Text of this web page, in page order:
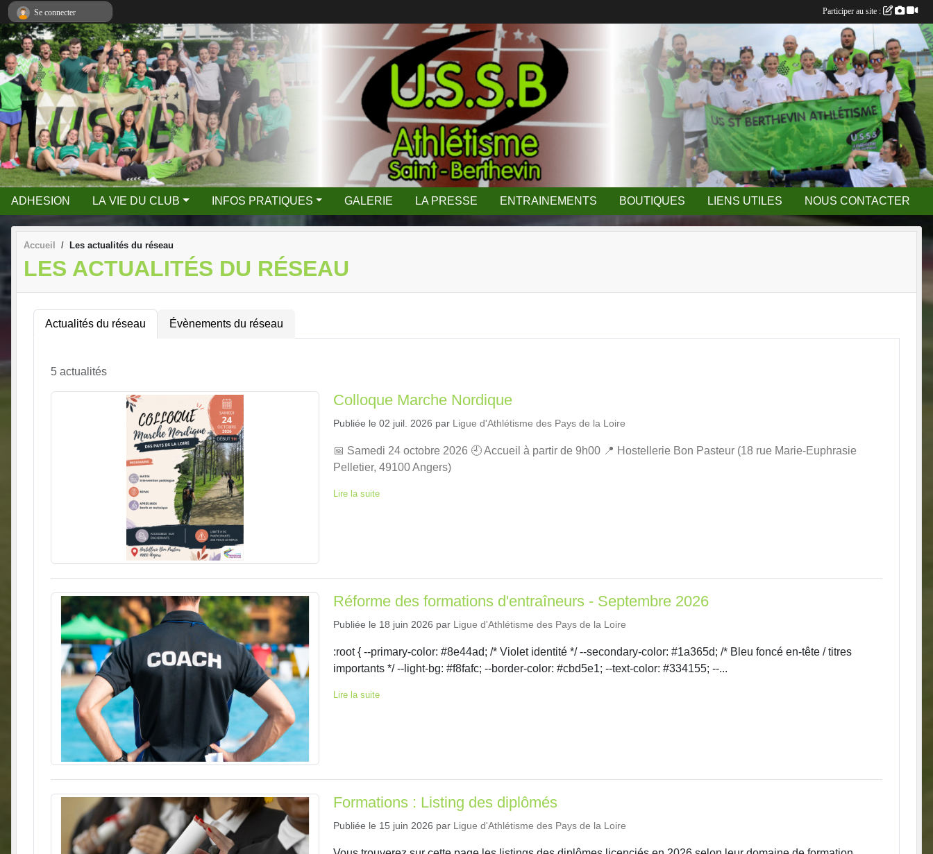
ADHESION LA VIE DU CLUB INFOS PRATIQUES GALERIE LA PRESSE ENTRAINEMENTS BOUTIQUES LIENS UTILES NOUS CONTACTER
Accueil Les actualités du réseau
LES ACTUALITÉS DU RÉSEAU
Actualités du réseau Évènements du réseau
5 actualités
Colloque Marche Nordique
Publiée le02 juil. 2026 par Ligue d'Athlétisme des Pays de la Loire
📅 Samedi 24 octobre 2026 🕘 Accueil à partir de 9h00 📍 Hostellerie Bon Pasteur (18 rue Marie-Euphrasie
Pelletier, 49100 Angers)
Lire la suite
Réforme des formations d'entraîneurs - Septembre 2026
Publiée le 18 juin 2026 par Ligue d'Athlétisme des Pays de la Loire
:root { --primary-color: #8e44ad; /* Violet identité */ --secondary-color: #1a365d; /* Bleu foncé en-tête / titres
importants */ --light-bg: #f8fafc; --border-color: #cbd5e1; --text-color: #334155; --...
Lire la suite
Formations : Listing des diplômés
Publiée le 15 juin 2026 par Ligue d'Athlétisme des Pays de la Loire
Se connecter Participer au site :
Panneau de gestion des cookies